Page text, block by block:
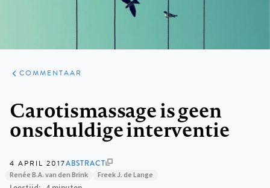
ARTIKELEN
OPINIE
COMMENTAAR
Carotismassage is geen
onschuldige interventie
4 APRIL 2017ABSTRACT
Renée B.A. van den Brink Freek J. de Lange